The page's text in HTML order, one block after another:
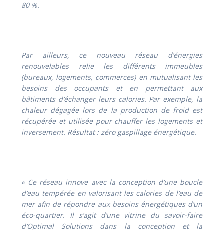
80 %.
Par ailleurs, ce nouveau réseau d’énergies
renouvelables relie les différents immeubles
(bureaux, logements, commerces) en mutualisant les
besoins des occupants et en permettant aux
bâtiments d’échanger leurs calories. Par exemple, la
chaleur dégagée lors de la production de froid est
récupérée et utilisée pour chauffer les logements et
inversement. Résultat : zéro gaspillage énergétique.
« Ce réseau innove avec la conception d’une boucle
d’eau tempérée en valorisant les calories de l’eau de
mer afin de répondre aux besoins énergétiques d’un
éco-quartier. Il s’agit d’une vitrine du savoir-faire
d’Optimal Solutions dans la conception et la